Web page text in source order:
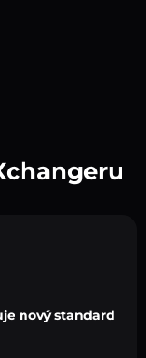
nový standard